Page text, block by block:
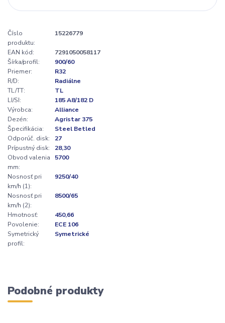
Číslo
produktu:
15226779
EAN kód:
7291050058117
Šírka/profil:
900/60
Priemer:
R32
R/D:
Radiálne
TL/TT:
TL
LI/SI:
185 A8/182 D
Výrobca:
Alliance
Dezén:
Agristar 375
Špecifikácia:
Steel Betled
Odporúč. disk:
27
Prípustný disk:
28,30
Obvod valenia
mm:
5700
Nosnosť pri
km/h (1):
9250/40
Nosnosť pri
km/h (2):
8500/65
Hmotnosť:
450,66
Povolenie:
ECE 106
Symetrický
profil:
Symetrické
Podobné produkty